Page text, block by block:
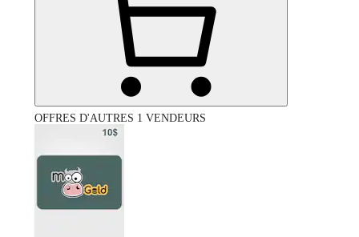
OFFRES D'AUTRES 1 VENDEURS